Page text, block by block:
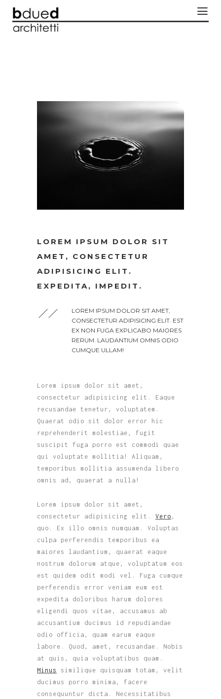
LOREM IPSUM DOLOR SIT
AMET, CONSECTETUR
ADIPISICING ELIT.
EXPEDITA, IMPEDIT.
LOREM IPSUM DOLOR SIT AMET,
CONSECTETUR ADIPISICING ELIT. EST
EX NON FUGA EXPLICABO MAIORES
RERUM. LAUDANTIUM OMNIS ODIO
CUMQUE ULLAM!
Lorem ipsum dolor sit amet,
consectetur adipisicing elit. Eaque
recusandae tenetur, voluptatem.
Quaerat odio sit dolor error hic
reprehenderit molestiae, fugit
suscipit fuga porro est commodi quae
qui voluptate mollitia! Aliquam,
temporibus mollitia assumenda libero
omnis ad, quaerat a nulla!
Lorem ipsum dolor sit amet,
consectetur adipisicing elit. Vero ,
quo. Ex illo omnis numquam. Voluptas
culpa perferendis temporibus ea
maiores laudantium, quaerat eaque
nostrum dolorum atque, voluptatum eos
est quidem odit modi vel. Fuga cumque
perferendis error veniam eum est
expedita doloribus harum dolores
eligendi quos vitae, accusamus ab
accusantium ducimus id repudiandae
odio officia, quam earum eaque
labore. Quod, amet, recusandae. Nobis
at quis, quia voluptatibus quam.
Minus
similique quisquam totam, velit
ducimus porro minima, facere
consequuntur dicta. Necessitatibus